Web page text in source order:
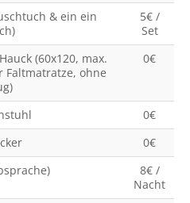
& ein ein
5€ /
Set
(60x120, max.
Faltmatratze, ohne
0€
0€
0€
8€ /
Nacht